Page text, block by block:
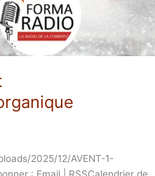
2025/12/AVENT-1-